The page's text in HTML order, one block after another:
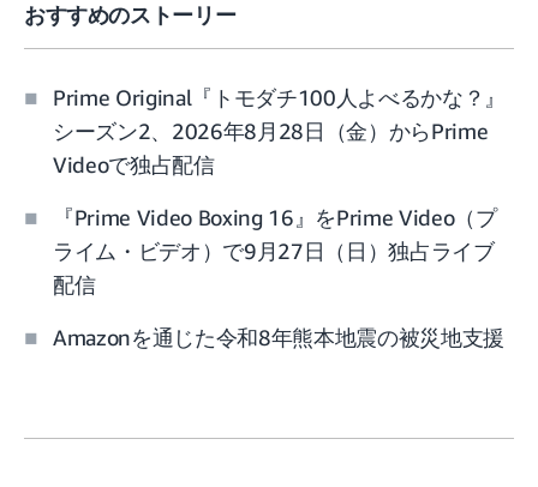
おすすめのストーリー
Prime Original『トモダチ100人よべるかな？』
シーズン2、2026年8月28日（金）からPrime
Videoで独占配信
『Prime Video Boxing 16』をPrime Video（プ
ライム・ビデオ）で9月27日（日）独占ライブ
配信
Amazonを通じた令和8年熊本地震の被災地支援